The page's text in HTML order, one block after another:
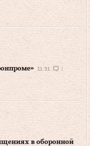
11:31
1
в оборонной